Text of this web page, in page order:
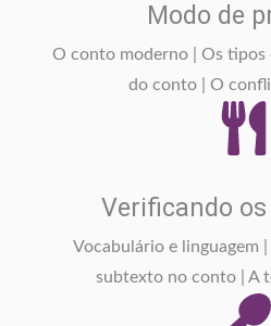
Modo de
O conto moderno | Os tipos
do conto | O
Verificando
Vocabulário e linguagem
subtexto no conto | A